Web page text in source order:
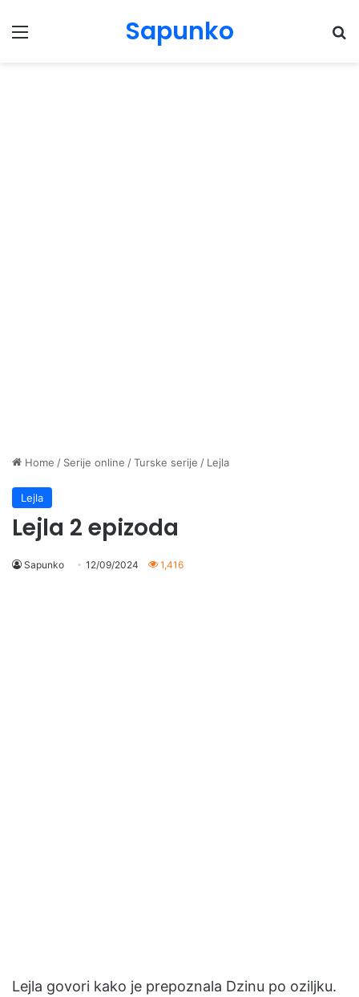
Menu Sapunko
Home / Serije online /Turske serije / Lejla
Lejla
Lejla 2 epizoda
Sapunko 12/09/2024 1,416
Lejla govori kako je prepoznala Dzinu po oziljku.